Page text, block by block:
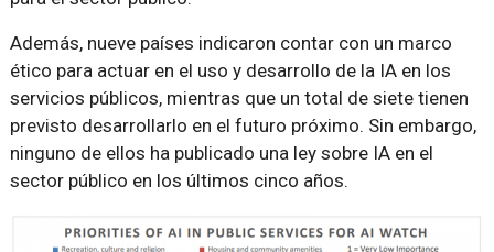
Además, nueve países indicaron contar con un marco
ético para actuar en el uso y desarrollo de la IA en los
servicios públicos, mientras que un total de siete tienen
previsto desarrollarlo en el futuro próximo. Sin embargo,
ninguno de ellos ha publicado una ley sobre IA en el
sector público en los últimos cinco años.